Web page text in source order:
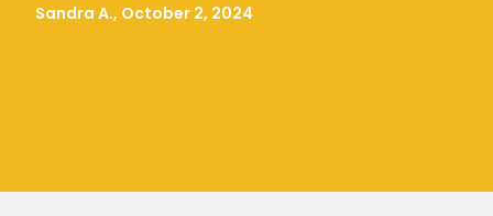
Sandra A., October 2, 2024